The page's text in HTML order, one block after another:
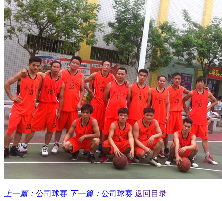
上一篇： 公司球赛 下一篇： 公司球赛 返回目录